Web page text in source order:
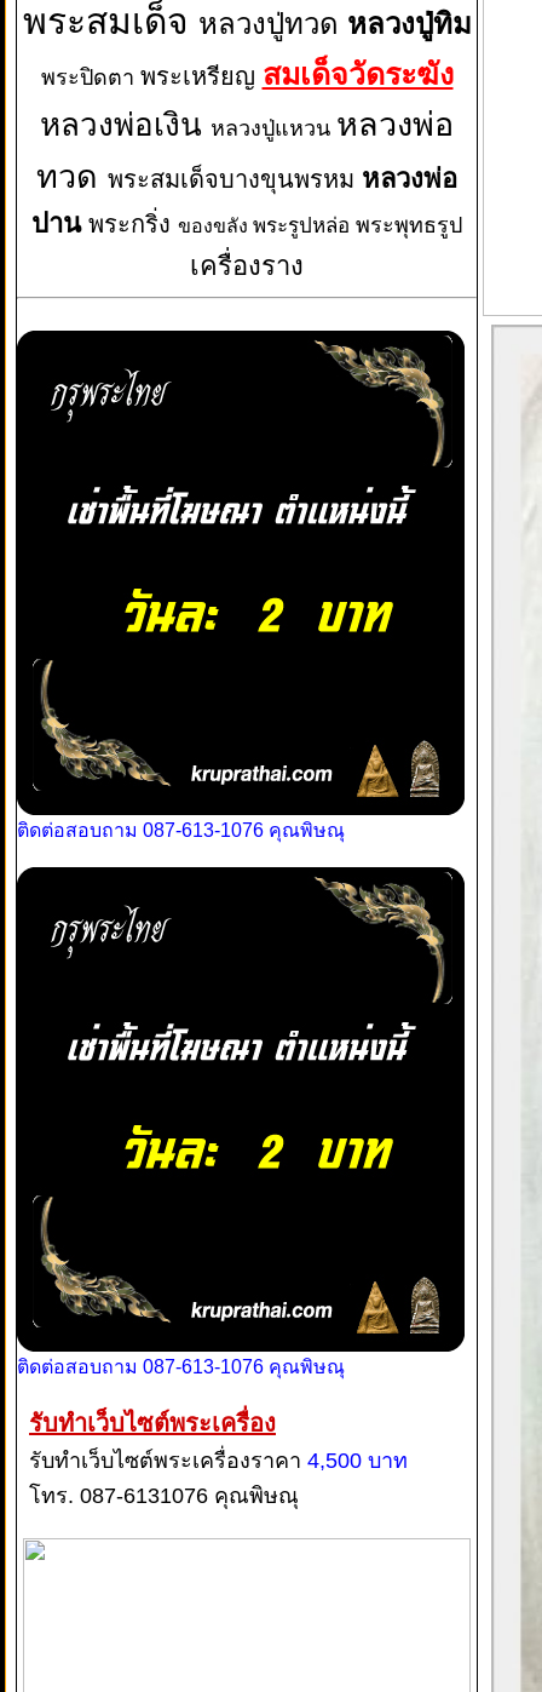
พระสมเด็จ หลวงปู่ทวด หลวงปู่ทิม
พระปิดตา พระเหรียญ สมเด็จวัดระฆัง
หลวงพ่อเงิน หลวงปู่แหวน หลวงพ่อ
ทวด พระสมเด็จบางขุนพรหม หลวงพ่อ
ปาน พระกริ่ง ของขลัง พระรูปหล่อ พระพุทธรูป
เครื่องราง
ติดต่อสอบถาม 087-613-1076 คุณพิษณุ
ติดต่อสอบถาม 087-613-1076 คุณพิษณุ
รับทำเว็บไซต์พระเครื่อง
รับทำเว็บไซต์พระเครื่องราคา 4,500 บาท
โทร. 087-6131076 คุณพิษณุ